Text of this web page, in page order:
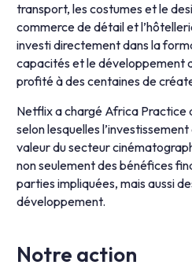
transport, les costumes et le
commerce de détail et
investi directement dans la
capacités et le développement
profité à des centaines de
Netflix a chargé Africa Practice
selon lesquelles
valeur du secteur
non seulement des bénéfices
parties impliquées, mais aussi
développement.
Notre action